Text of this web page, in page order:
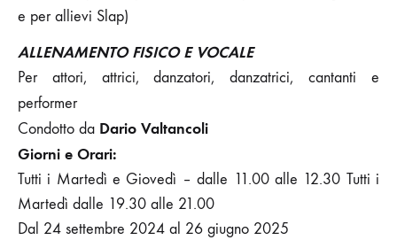
e per allievi Slap)
ALLENAMENTO FISICO E VOCALE
Per attori, attrici, danzatori, danzatrici, cantanti e
performer
Condotto da Dario Valtancoli
Giorni e Orari:
Tutti i Martedì e Giovedì – dalle 11.00 alle 12.30 Tutti i
Martedì dalle 19.30 alle 21.00
Dal 24 settembre 2024 al 26 giugno 2025